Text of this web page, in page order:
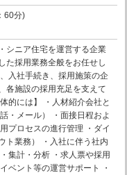
60分)
シニア住宅を運営する企業
た採用業務全般をお任せし
入社手続き、採用施策の企
各施設の採用充足を支えて
的には】 ・人材紹介会社と
・メール） ・面接日程およ
プロセスの進行管理 ・ダイ
ト業務） ・入社に伴う社内
集計・分析 ・求人票や採用
ベント等の運営サポート ・